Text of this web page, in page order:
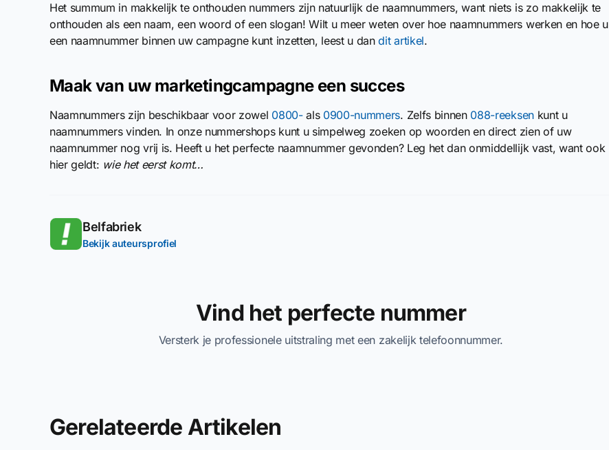
Het summum in makkelijk te onthouden nummers zijn natuurlijk de naamnummers, want niets is zo makkelijk te
onthouden als een naam, een woord of een slogan! Wilt u meer weten over hoe naamnummers werken en hoe u
een naamnummer binnen uw campagne kunt inzetten, leest u dandit artikel.
Maak van uw marketingcampagne een succes
Naamnummers zijn beschikbaar voor zowel 0800-als 0900-nummers. Zelfs binnen 088-reeksenkunt u
naamnummers vinden. In onze nummershops kunt u simpelweg zoeken op woorden en direct zien of uw
naamnummer nog vrij is. Heeft u het perfecte naamnummer gevonden? Leg het dan onmiddellijk vast, want ook
hier geldt: wie het eerst komt…
Belfabriek
Bekijk auteursprofiel
Vind het perfecte nummer
Versterk je professionele uitstraling met een zakelijk telefoonnummer.
Gerelateerde Artikelen